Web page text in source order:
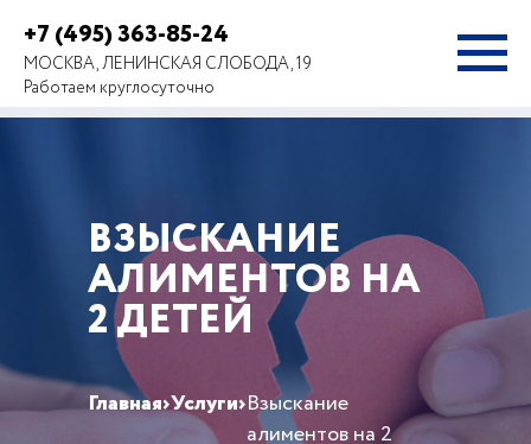
+7 (495) 363-85-24
МОСКВА, ЛЕНИНСКАЯ СЛОБОДА, 19
Работаем круглосуточно
ВЗЫСКАНИЕ
АЛИМЕНТОВ НА
2 ДЕТЕЙ
Главная›Услуги›Взыскание
алиментов на 2